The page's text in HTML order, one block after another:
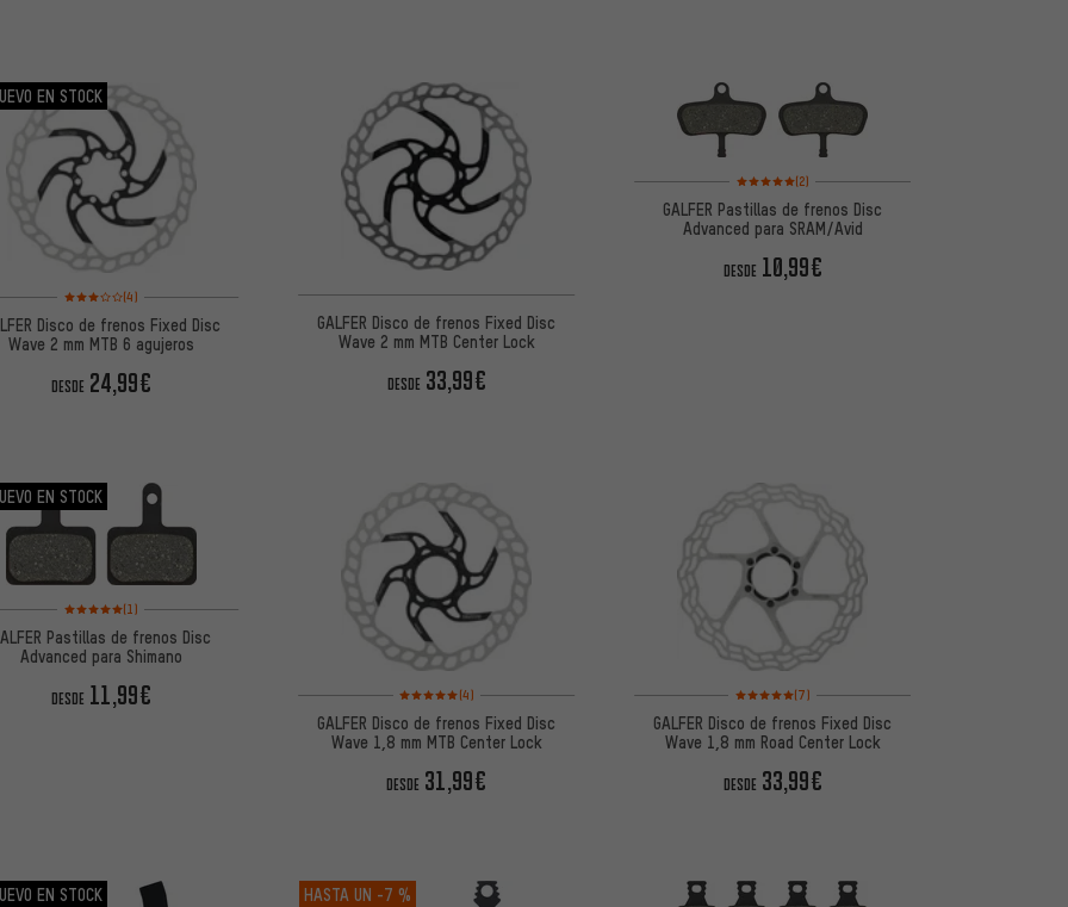
EN STOCK
Valoración media: 3 de 5 basada en 4 reseñas
(4)
Disco de frenos Fixed Disc
Wave 2 mm MTB 6 agujeros
DESDE 24,99€
GALFER Disco de frenos Fixed Disc
Wave 2 mm MTB Center Lock
DESDE 33,99€
Valoración media: 5 de 5 basada en 2 reseñas
(2)
GALFER Pastillas de frenos Disc
Advanced para SRAM/Avid
DESDE 10,99€
EN STOCK
Valoración media: 5 de 5 basada en 1 reseñas
(1)
Pastillas de frenos Disc
Advanced para Shimano
DESDE 11,99€ Valoración media: 5 de 5 basada en 4 reseñas
(4)
GALFER Disco de frenos Fixed Disc
Wave 1,8 mm MTB Center Lock
DESDE 31,99€
Valoración media: 5 de 5 basada en 7 reseñas
(7)
GALFER Disco de frenos Fixed Disc
Wave 1,8 mm Road Center Lock
DESDE 33,99€
EN STOCK HASTA UN -7 %